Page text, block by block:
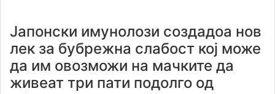
Јапонски имунолози создадоа нов
лек за бубрежна слабост кој може
да им овозможи на мачките да
живеат три пати подолго од